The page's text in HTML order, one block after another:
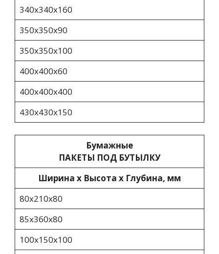
340х340х160
350х350х90
350x350x100
400x400x60
400x400x400
430x430x150
Бумажные
ПАКЕТЫ ПОД БУТЫЛКУ
Ширина х Высота х Глубина, мм
80х210х80
85х360х80
100х150х100